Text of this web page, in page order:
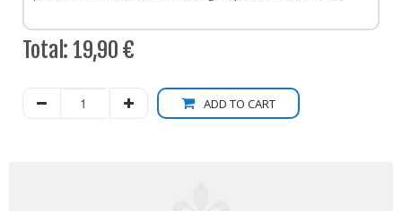
Total: 19,90 €
ADD TO CART